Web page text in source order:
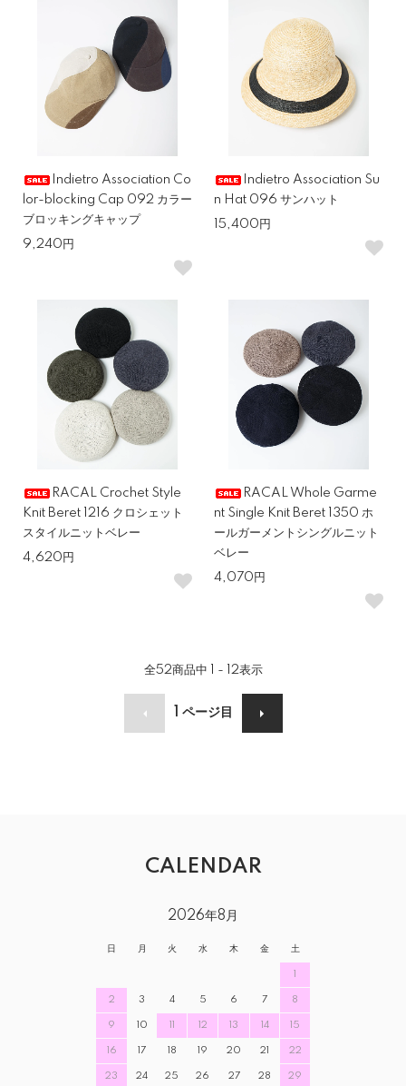
Indietro Association Co
lor-blocking Cap 092 カラー
ブロッキングキャップ
9,240円
Indietro Association Su
n Hat 096 サンハット
15,400円
RACAL Crochet Style
Knit Beret 1216 クロシェット
スタイルニットベレー
4,620円
RACAL Whole Garme
nt Single Knit Beret 1350 ホ
ールガーメントシングルニット
ベレー
4,070円
全52商品中 1 - 12表示
ページ目
CALENDAR
2026年8月
日 月 火 水 木 金 土
1
2 3 4 5 6 7 8
9 10 11 12 13 14 15
16 17 18 19 20 21 22
23 24 25 26 27 28 29